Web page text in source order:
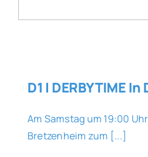
D1 | DERBYTIME In
Am Samstag um 19:00
Bretzenheim zum [...]